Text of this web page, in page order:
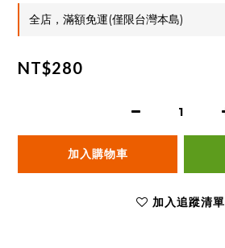
全店，滿額免運(僅限台灣本島)
NT$280
加入購物車
加入追蹤清單